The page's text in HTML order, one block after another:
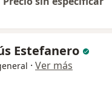
Estefanero
· Ver más